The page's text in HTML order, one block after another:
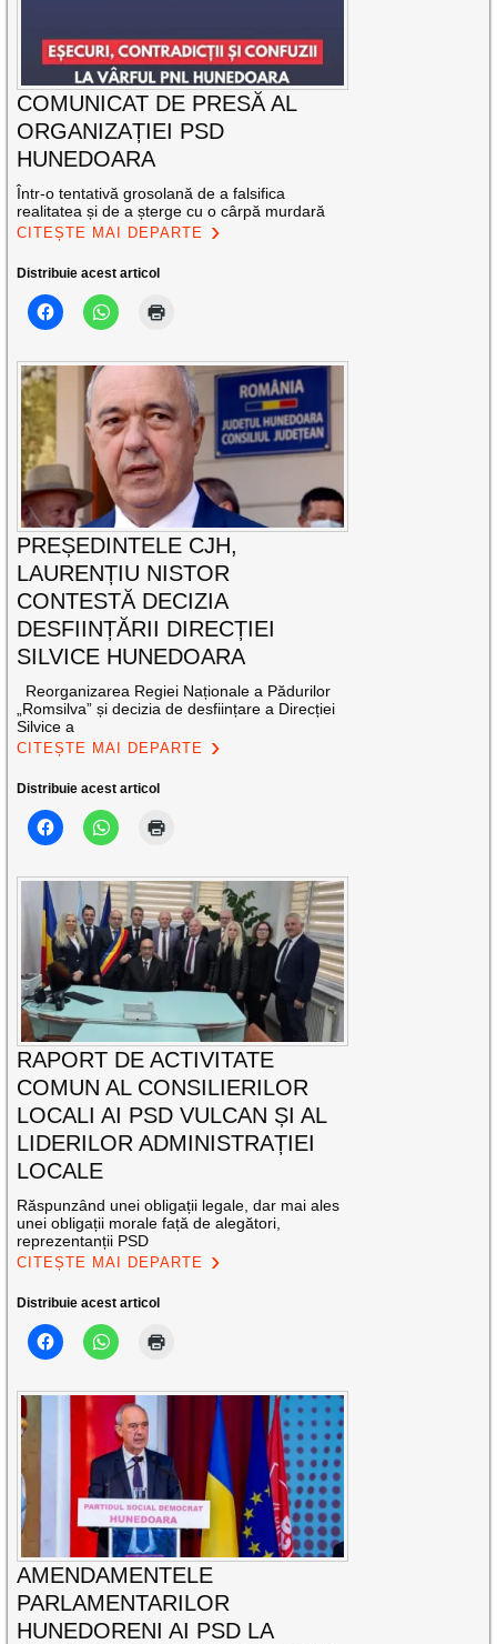
COMUNICAT DE PRESĂ AL
ORGANIZAȚIEI PSD
HUNEDOARA
Într-o tentativă grosolană de a falsifica
realitatea și de a șterge cu o cârpă murdară
CITEȘTE MAI DEPARTE
Distribuie acest articol
PREȘEDINTELE CJH,
LAURENȚIU NISTOR
CONTESTĂ DECIZIA
DESFIINȚĂRII DIRECȚIEI
SILVICE HUNEDOARA
Reorganizarea Regiei Naționale a Pădurilor
„Romsilva” și decizia de desființare a Direcției
Silvice a
CITEȘTE MAI DEPARTE
Distribuie acest articol
RAPORT DE ACTIVITATE
COMUN AL CONSILIERILOR
LOCALI AI PSD VULCAN ȘI AL
LIDERILOR ADMINISTRAȚIEI
LOCALE
Răspunzând unei obligații legale, dar mai ales
unei obligații morale față de alegători,
reprezentanții PSD
CITEȘTE MAI DEPARTE
Distribuie acest articol
AMENDAMENTELE
PARLAMENTARILOR
HUNEDORENI AI PSD LA